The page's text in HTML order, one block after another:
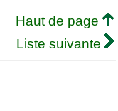
Haut de page
Liste suivante